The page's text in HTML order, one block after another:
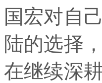
国宏对自
陆的选择
在继续深